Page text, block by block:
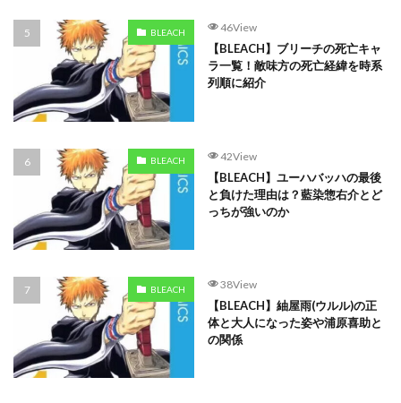
BLEACH 46View
【BLEACH】ブリーチの死亡キャ
ラ一覧！敵味方の死亡経緯を時系
列順に紹介
BLEACH 42View
【BLEACH】ユーハバッハの最後
と負けた理由は？藍染惣右介とど
っちが強いのか
BLEACH 38View
【BLEACH】紬屋雨(ウルル)の正
体と大人になった姿や浦原喜助と
の関係